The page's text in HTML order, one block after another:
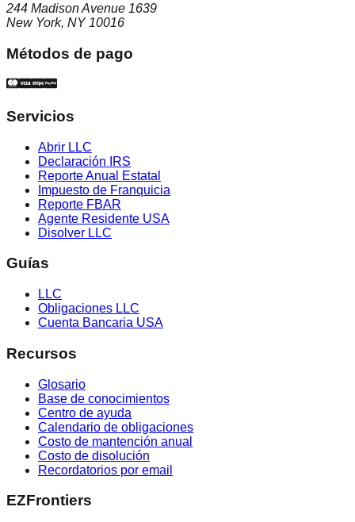
244 Madison Avenue 1639
New York, NY 10016
Métodos de pago
Servicios
Abrir LLC
Declaración IRS
Reporte Anual Estatal
Impuesto de Franquicia
Reporte FBAR
Agente Residente USA
Disolver LLC
Guías
LLC
Obligaciones LLC
Cuenta Bancaria USA
Recursos
Glosario
Base de conocimientos
Centro de ayuda
Calendario de obligaciones
Costo de mantención anual
Costo de disolución
Recordatorios por email
EZFrontiers